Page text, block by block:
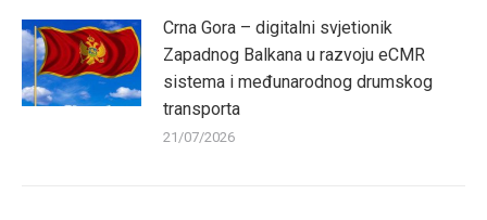
Crna Gora – digitalni svjetionik
Zapadnog Balkana u razvoju eCMR
sistema i međunarodnog drumskog
transporta
21/07/2026